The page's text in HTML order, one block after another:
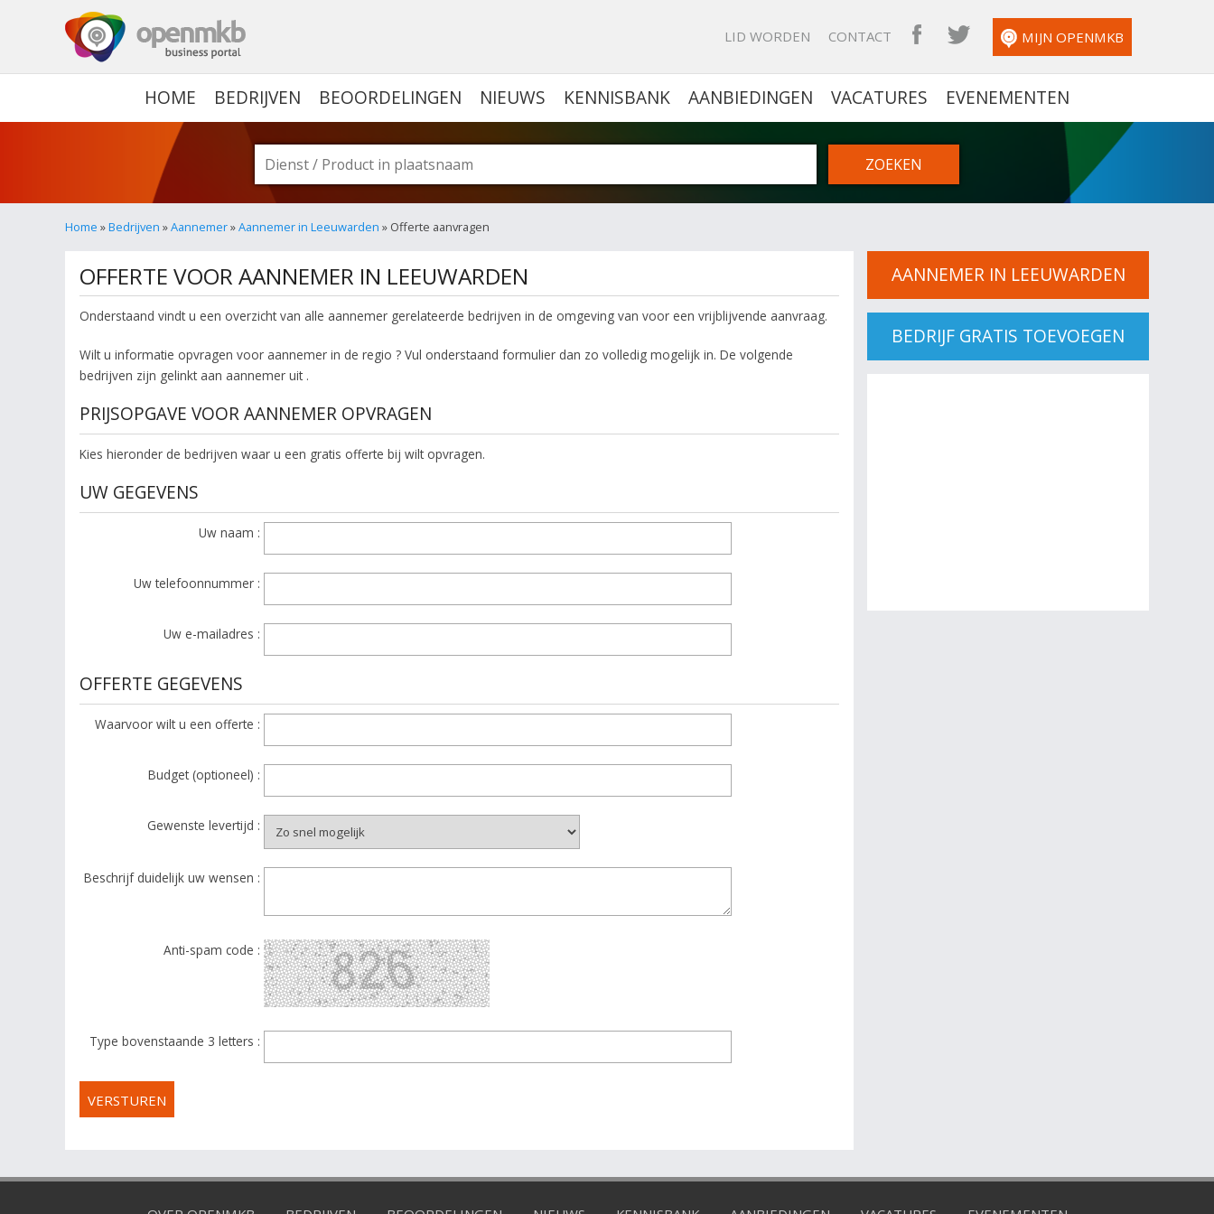
LID WORDEN CONTACT OPENMKB FACEBOOK
OPENMKB TWITTER
MIJN OPENMKB
HOME BEDRIJVEN BEOORDELINGEN NIEUWS KENNISBANK AANBIEDINGEN VACATURES EVENEMENTEN
Home »Bedrijven »Aannemer»Aannemer in Leeuwarden » Offerte aanvragen
OFFERTE VOOR AANNEMER IN LEEUWARDEN
Onderstaand vindt u een overzicht van alle aannemer gerelateerde bedrijven in de omgeving van voor een vrijblijvende aanvraag.
Wilt u informatie opvragen voor aannemer in de regio ? Vul onderstaand formulier dan zo volledig mogelijk in. De volgende
bedrijven zijn gelinkt aan aannemer uit .
PRIJSOPGAVE VOOR AANNEMER OPVRAGEN
Kies hieronder de bedrijven waar u een gratis offerte bij wilt opvragen.
UW GEGEVENS
Uw naam :
Uw telefoonnummer :
Uw e-mailadres :
OFFERTE GEGEVENS
Waarvoor wilt u een offerte :
Budget (optioneel) :
Gewenste levertijd :
Beschrijf duidelijk uw wensen :
Anti-spam code :
Type bovenstaande 3 letters :
AANNEMER IN LEEUWARDEN
BEDRIJF GRATIS TOEVOEGEN